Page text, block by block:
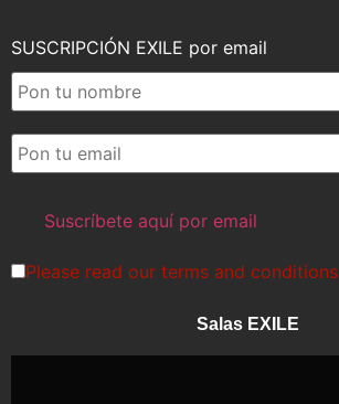
SUSCRIPCIÓN EXILE por email
Please read our terms and conditions
Salas EXILE